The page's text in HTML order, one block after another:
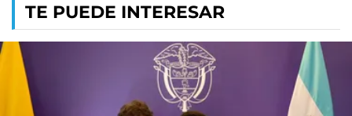
TE PUEDE INTERESAR